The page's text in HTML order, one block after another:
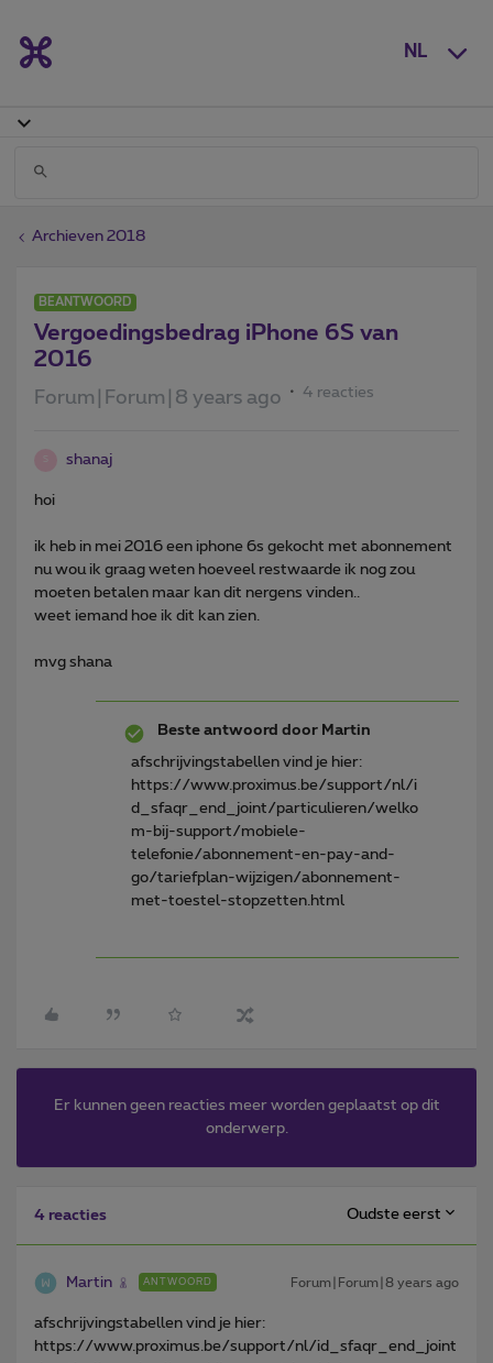
NL
Archieven 2018
BEANTWOORD
Vergoedingsbedrag iPhone 6S van
2016
Forum|Forum|8 years ago 4 reacties
shanaj
hoi
ik heb in mei 2016 een iphone 6s gekocht met abonnement
nu wou ik graag weten hoeveel restwaarde ik nog zou
moeten betalen maar kan dit nergens vinden..
weet iemand hoe ik dit kan zien.
mvg shana
Beste antwoord door Martin
afschrijvingstabellen vind je hier:
https://www.proximus.be/support/nl/i
d_sfaqr_end_joint/particulieren/welko
m-bij-support/mobiele-
telefonie/abonnement-en-pay-and-
go/tariefplan-wijzigen/abonnement-
met-toestel-stopzetten.html
Er kunnen geen reacties meer worden geplaatst op dit
onderwerp.
4 reacties Oudste eerst
Martin ANTWOORD Forum|Forum|8 years ago
afschrijvingstabellen vind je hier:
https://www.proximus.be/support/nl/id_sfaqr_end_joint